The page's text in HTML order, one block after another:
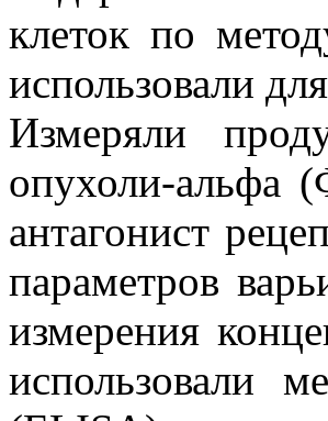
клеток по
использовали
Измеряли
опухоли-альфа
антагонист
параметров
измерения
использовали